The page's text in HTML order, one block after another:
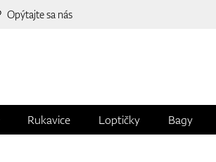
Opýtajte sa nás
Rukavice Loptičky Bagy